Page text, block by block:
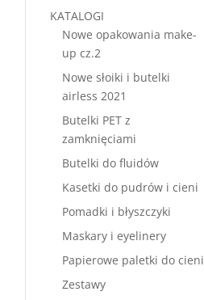
KATALOGI
Nowe opakowania make-
up cz.2
Nowe słoiki i butelki
airless 2021
Butelki PET z
zamknięciami
Butelki do fluidów
Kasetki do pudrów i cieni
Pomadki i błyszczyki
Maskary i eyelinery
Papierowe paletki do cieni
Zestawy